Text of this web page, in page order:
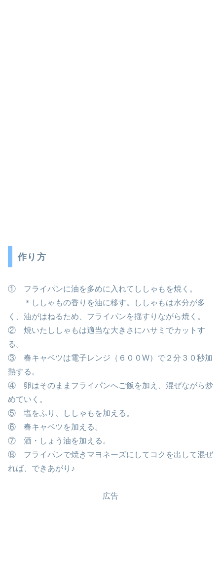
作り方
① フライパンに油を多めに入れてししゃもを焼く。
＊ししゃもの香りを油に移す。ししゃもは水分が多
く、油がはねるため、フライパンを揺すりながら焼く。
② 焼いたししゃもは適当な大きさにハサミでカットす
る。
③ 春キャベツは電子レンジ（６００W）で２分３０秒加
熱する。
④ 卵はそのままフライパンへご飯を加え、混ぜながら炒
めていく。
⑤ 塩をふり、ししゃもを加える。
⑥ 春キャベツを加える。
⑦ 酒・しょう油を加える。
⑧ フライパンで焼きマヨネーズにしてコクを出して混ぜ
れば、できあがり♪
広告